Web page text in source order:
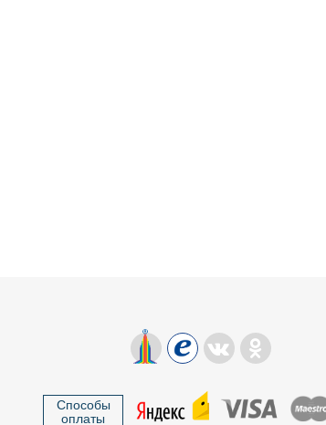
Способы
оплаты